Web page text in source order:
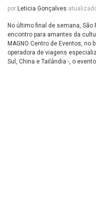
por Leticia Gonçalves
No último final de semana, São
encontro para amantes da
MAGNO Centro de Eventos,
operadora de viagens
Sul, China e Tailândia -, o